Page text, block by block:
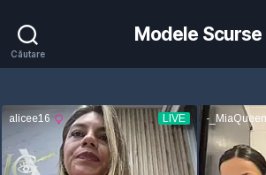
Căutare
Modele Scurse